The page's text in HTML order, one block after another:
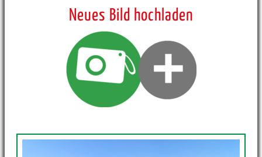
Neues Bild hochladen